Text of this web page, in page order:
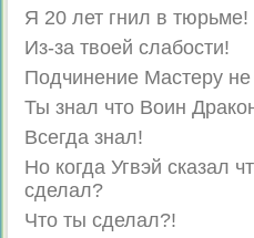
Я 20 лет гнил в тюрьме!
Из-за твоей слабости!
Подчинение Мастеру не
Ты знал что Воин
Всегда знал!
Но когда Угвэй сказал
сделал?
Что ты сделал?!